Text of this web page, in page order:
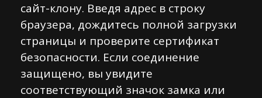
сайт-клону. Введя адрес в строку
браузера, дождитесь полной загрузки
страницы и проверите сертификат
безопасности. Если соединение
защищено, вы увидите
соответствующий значок замка или